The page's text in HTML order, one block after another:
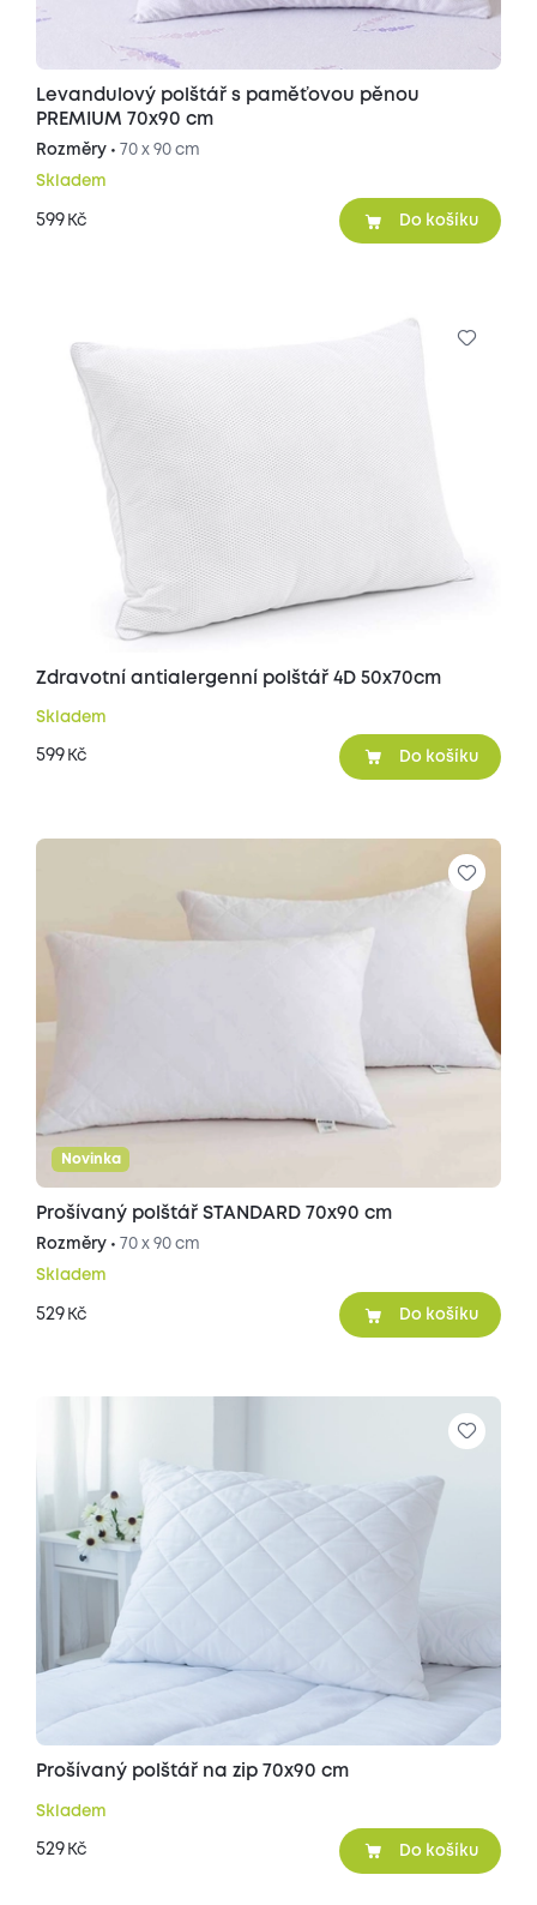
Levandulový polštář s paměťovou pěnou
PREMIUM 70x90 cm
Rozměry • 70 x 90 cm
Skladem
599 Kč Do košíku
Zdravotní antialergenní polštář 4D 50x70cm
Skladem
599 Kč Do košíku
Novinka
Prošívaný polštář STANDARD 70x90 cm
Rozměry • 70 x 90 cm
Skladem
529 Kč Do košíku
Prošívaný polštář na zip 70x90 cm
Skladem
529 Kč Do košíku